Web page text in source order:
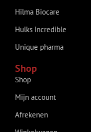
Hilma Biocare
Hulks Incredible
Unique pharma
Shop
Shop
Mijn account
Afrekenen